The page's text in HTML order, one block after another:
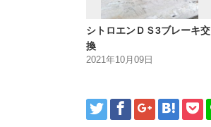
シトロエンＤＳ3ブレーキ交
換
2021年10月09日